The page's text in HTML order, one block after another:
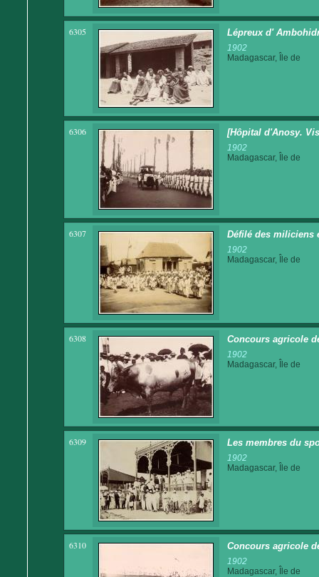
6305 Lépreux d'
1902
Madagascar, Île de
6306 [Hôpital d'Anosy.
1902
Madagascar, Île de
6307 Défilé des miliciens
1902
Madagascar, Île de
6308 Concours agricole
1902
Madagascar, Île de
6309 Les membres du
1902
Madagascar, Île de
6310 Concours agricole
1902
Madagascar, Île de